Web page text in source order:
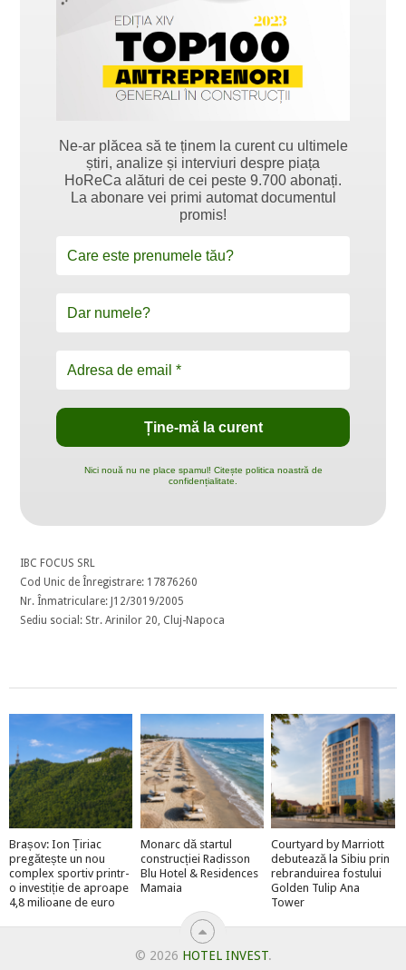
Ne-ar plăcea să te ținem la curent cu ultimele
știri, analize și interviuri despre piața
HoReCa alături de cei peste 9.700 abonați.
La abonare vei primi automat documentul
promis!
Nici nouă nu ne place spamul! Citește politica noastră de
confidențialitate.
IBC FOCUS SRL
Cod Unic de Înregistrare: 17876260
Nr. Înmatriculare: J12/3019/2005
Sediu social: Str. Arinilor 20, Cluj-Napoca
Brașov: Ion Țiriac
pregătește un nou
complex sportiv printr-
o investiție de aproape
4,8 milioane de euro
Monarc dă startul
construcției Radisson
Blu Hotel & Residences
Mamaia
Courtyard by Marriott
debutează la Sibiu prin
rebranduirea fostului
Golden Tulip Ana
Tower
© 2026 HOTEL INVEST.